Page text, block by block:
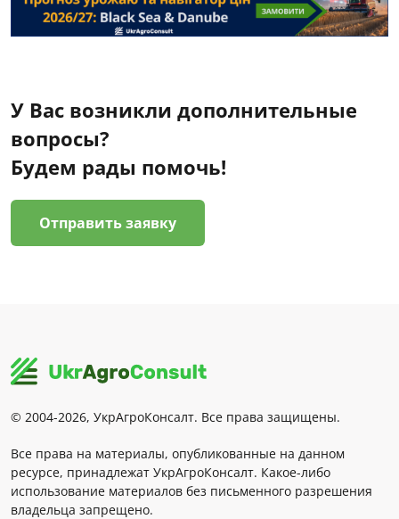
У Вас возникли дополнительные
вопросы?
Будем рады помочь!
Отправить заявку
© 2004-2026, УкрАгроКонсалт. Все права защищены.
Все права на материалы, опубликованные на данном
ресурсе, принадлежат УкрАгроКонсалт. Какое-либо
использование материалов без письменного разрешения
владельца запрещено.